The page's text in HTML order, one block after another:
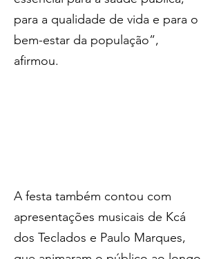
para a qualidade de vida e para o
bem-estar da população”,
afirmou.
A festa também contou com
apresentações musicais de Kcá
dos Teclados e Paulo Marques,